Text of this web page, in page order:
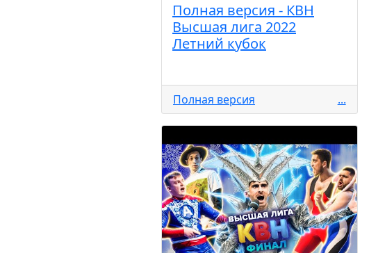
Полная версия - КВН
Высшая лига 2022
Летний кубок
Полная версия ...